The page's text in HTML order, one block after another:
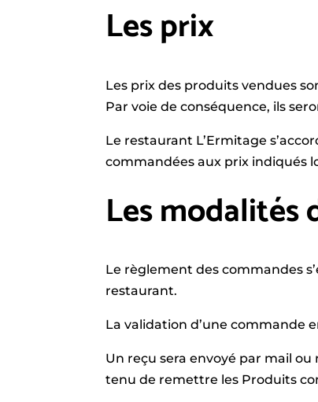
Les prix
Les prix des produits vendues
Par voie de conséquence, ils
Le restaurant L’Ermitage
commandées aux prix indiqués
Les modalités
Le règlement des commandes
restaurant.
La validation d’une commande
Un reçu sera envoyé par mail
tenu de remettre les Produits